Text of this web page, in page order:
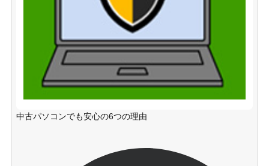
中古パソコンでも安心の6つの理由